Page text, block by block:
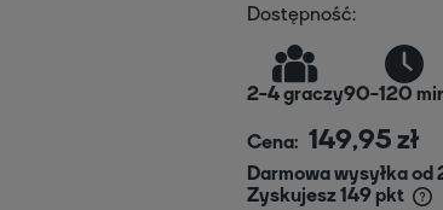
Dostępność:
2-4graczy90-120
Cena: 149,95 zł
Darmowa wysyłka od
Zyskujesz149pkt